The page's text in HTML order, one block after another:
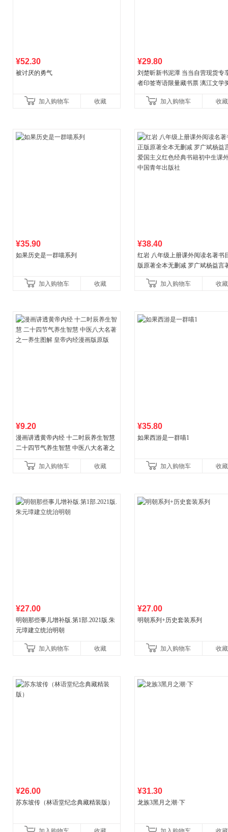
¥52.30
被讨厌的勇气
加入购物车 收藏
¥29.80
刘楚昕新书泥潭 当当自营现货专
者印签寄语限量藏书票 漓江文学
加入购物车 收藏
¥35.90
如果历史是一群喵系列
加入购物车 收藏
¥38.40
红岩 八年级上册课外阅读名著书
版原著全本无删减 罗广斌杨益言
国青年出版社加入购物车 收藏
¥9.20
漫画讲透黄帝内经 十二时辰养生智慧
二十四节气养生智慧 中医八大名著之
加入购物车
收藏
¥35.80
如果西游是一群喵1
加入购物车 收藏
¥27.00
明朝那些事儿增补版.第1部.2021版.朱
元璋建立统治明朝
加入购物车 收藏
¥27.00
明朝系列+历史套装系列
加入购物车 收藏
¥26.00
苏东坡传（林语堂纪念典藏精装版）
¥31.30
龙族3黑月之潮·下